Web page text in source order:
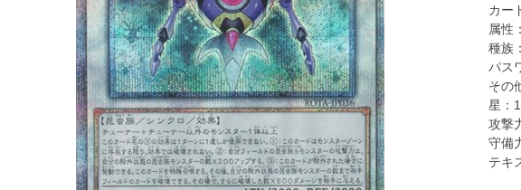
カー
属性：
種族：
パス
その
星：
攻撃
守備
テキ